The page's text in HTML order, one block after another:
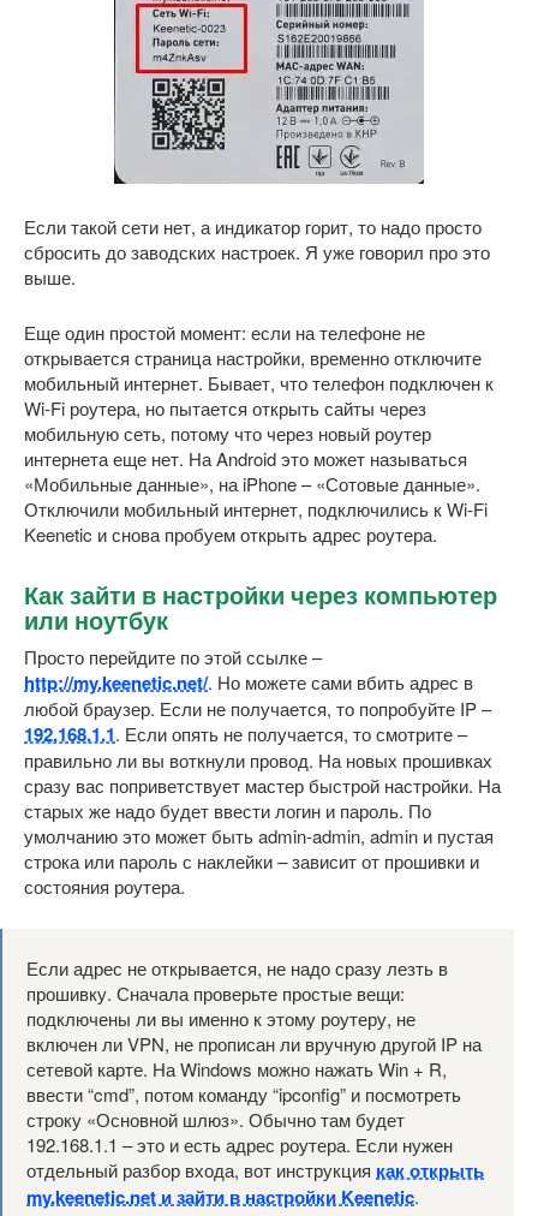
Если такой сети нет, а индикатор горит, то надо просто
сбросить до заводских настроек. Я уже говорил про это
выше.
Еще один простой момент: если на телефоне не
открывается страница настройки, временно отключите
мобильный интернет. Бывает, что телефон подключен к
Wi-Fi роутера, но пытается открыть сайты через
мобильную сеть, потому что через новый роутер
интернета еще нет. На Android это может называться
«Мобильные данные», на iPhone – «Сотовые данные».
Отключили мобильный интернет, подключились к Wi-Fi
Keenetic и снова пробуем открыть адрес роутера.
Как зайти в настройки через компьютер
или ноутбук
Просто перейдите по этой ссылке –
http://my.keenetic.net/. Но можете сами вбить адрес в
любой браузер. Если не получается, то попробуйте IP –
192.168.1.1. Если опять не получается, то смотрите –
правильно ли вы воткнули провод. На новых прошивках
сразу вас поприветствует мастер быстрой настройки. На
старых же надо будет ввести логин и пароль. По
умолчанию это может быть admin-admin, admin и пустая
строка или пароль с наклейки – зависит от прошивки и
состояния роутера.
Если адрес не открывается, не надо сразу лезть в
прошивку. Сначала проверьте простые вещи:
подключены ли вы именно к этому роутеру, не
включен ли VPN, не прописан ли вручную другой IP на
сетевой карте. На Windows можно нажать Win + R,
ввести “cmd”, потом команду “ipconfig” и посмотреть
строку «Основной шлюз». Обычно там будет
192.168.1.1 – это и есть адрес роутера. Если нужен
отдельный разбор входа, вот инструкция как открыть
my.keenetic.net и зайти в настройки Keenetic.